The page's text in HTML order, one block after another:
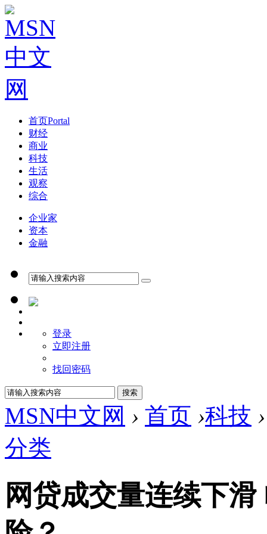
首页Portal
财经
商业
科技
生活
观察
综合
企业家
资本
金融
登录
立即注册
找回密码
MSN中文网 › 首页 ›科技 ›
分类
网贷成交量连续下